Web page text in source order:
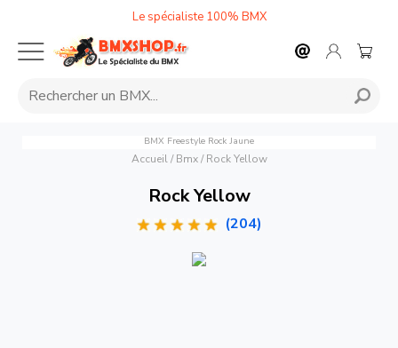
Le spécialiste 100% BMX
BMX Freestyle Rock Jaune
Accueil/ Bmx/ Rock Yellow
Rock Yellow
(204)